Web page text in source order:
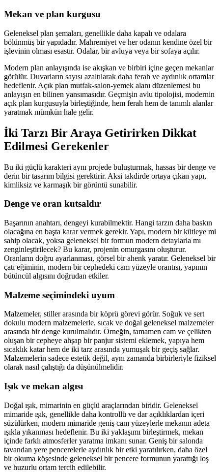
Mekan ve plan kurgusu
Geleneksel plan şemaları, genellikle daha kapalı ve odalara
bölünmüş bir yapıdadır. Mahremiyet ve her odanın kendine özel bir
işlevinin olması esastır. Odalar, bir avluya veya bir sofaya açılır.
Modern plan anlayışında ise akışkan ve birbiri içine geçen mekanlar
görülür. Duvarların sayısı azaltılarak daha ferah ve aydınlık ortamlar
hedeflenir. Açık plan mutfak-salon-yemek alanı düzenlemesi bu
anlayışın en bilinen yansımasıdır. Geçmişin avlu tipolojisi, modernin
açık plan kurgusuyla birleştiğinde, hem ferah hem de tanımlı alanlar
yaratmak mümkün hale gelir.
İki Tarzı Bir Araya Getirirken Dikkat
Edilmesi Gerekenler
Bu iki güçlü karakteri aynı projede buluşturmak, hassas bir denge ve
derin bir tasarım bilgisi gerektirir. Aksi takdirde ortaya çıkan yapı,
kimliksiz ve karmaşık bir görüntü sunabilir.
Denge ve oran kutsaldır
Başarının anahtarı, dengeyi kurabilmektir. Hangi tarzın daha baskın
olacağına en başta karar vermek gerekir. Yapı, modern bir kütleye mi
sahip olacak, yoksa geleneksel bir formun modern detaylarla mı
zenginleştirilecek? Bu karar, projenin omurgasını oluşturur.
Oranların doğru ayarlanması, görsel bir ahenk yaratır. Geleneksel bir
çatı eğiminin, modern bir cephedeki cam yüzeyle orantısı, yapının
bütüncül algısını doğrudan etkiler.
Malzeme seçimindeki uyum
Malzemeler, stiller arasında bir köprü görevi görür. Soğuk ve sert
dokulu modern malzemelerle, sıcak ve doğal geleneksel malzemeler
arasında bir denge kurulmalıdır. Örneğin, tamamen cam ve çelikten
oluşan bir cepheye ahşap bir panjur sistemi eklemek, yapıya hem
sıcaklık katar hem de iki tarz arasında yumuşak bir geçiş sağlar.
Malzemelerin sadece estetik değil, aynı zamanda birbirleriyle fiziksel
olarak nasıl çalıştığı da düşünülmelidir.
Işık ve mekan algısı
Doğal ışık, mimarinin en güçlü araçlarından biridir. Geleneksel
mimaride ışık, genellikle daha kontrollü ve dar açıklıklardan içeri
süzülürken, modern mimaride geniş cam yüzeylerle mekanın adeta
ışıkla yıkanması hedeflenir. Bu iki yaklaşımı birleştirmek, mekan
içinde farklı atmosferler yaratma imkanı sunar. Geniş bir salonda
tavandan yere pencerelerle aydınlık bir etki yaratılırken, daha özel
bir okuma köşesinde geleneksel bir pencere formunun yarattığı loş
ve huzurlu ortam tercih edilebilir.